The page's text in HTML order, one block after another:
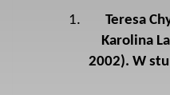
Teresa
Karolina
2002). W